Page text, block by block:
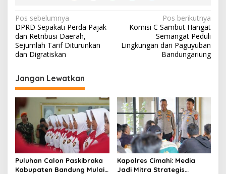
N
a
v
i
g
a
s
i
p
o
s
Pos sebelumnya
DPRD Sepakati Perda Pajak
dan Retribusi Daerah,
Sejumlah Tarif Diturunkan
dan Digratiskan
Pos berikutnya
Komisi C Sambut Hangat
Semangat Peduli
Lingkungan dari Paguyuban
Bandungariung
Jangan Lewatkan
Puluhan Calon Paskibraka
Kabupaten Bandung Mulai
Kapolres Cimahi: Media
Jadi Mitra Strategis